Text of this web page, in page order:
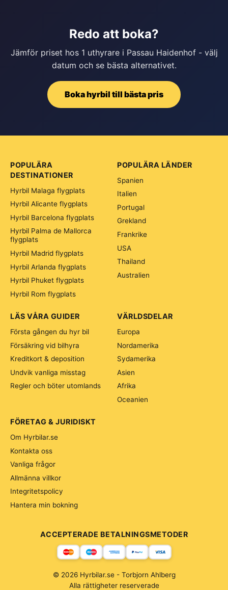
Redo att boka?
Jämför priset hos 1 uthyrare i Passau Haidenhof - välj
datum och se bästa alternativet.
Boka hyrbil till bästa pris
POPULÄRA
DESTINATIONER
Hyrbil Malaga flygplats
Hyrbil Alicante flygplats
Hyrbil Barcelona flygplats
Hyrbil Palma de Mallorca
flygplats
Hyrbil Madrid flygplats
Hyrbil Arlanda flygplats
Hyrbil Phuket flygplats
Hyrbil Rom flygplats
POPULÄRA LÄNDER
Spanien
Italien
Portugal
Grekland
Frankrike
USA
Thailand
Australien
VÄRLDSDELAR
Europa
Nordamerika
Sydamerika
Asien
Afrika
Oceanien
LÄS VÅRA GUIDER
Första gången du hyr bil
Försäkring vid bilhyra
Kreditkort & deposition
Undvik vanliga misstag
Regler och böter utomlands
FÖRETAG & JURIDISKT
Om Hyrbilar.se
Kontakta oss
Vanliga frågor
Allmänna villkor
Integritetspolicy
Hantera min bokning
ACCEPTERADE BETALNINGSMETODER
© 2026 Hyrbilar.se - Torbjorn Ahlberg
Alla rättigheter reserverade